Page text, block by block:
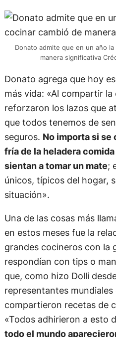
Donato admite que en un año
manera significativa
Donato agrega que hoy
más vida: «Al compartir
reforzaron los lazos que
que todos tenemos de
seguros. No importa si se
fría de la heladera
sientan a tomar un mate;
únicos, típicos del hogar,
situación».
Una de las cosas más
en estos meses fue la
grandes cocineros con la
respondían con tips o
que, como hizo Dolli
representantes mundiales
compartieron recetas de
«Todos adhirieron a esto
todo el mundo